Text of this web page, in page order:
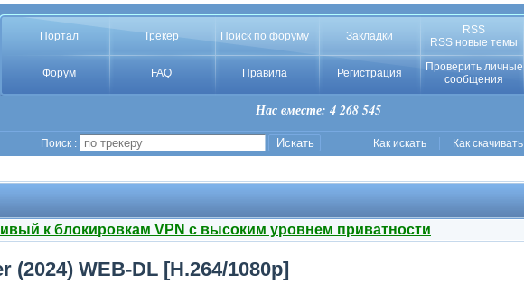
Портал Трекер Поиск по форуму Закладки
RSS
RSS новые темы
Форум FAQ Правила Регистрация
Проверить личные
сообщения
Нас вместе: 4 268 545
Поиск : Как искать Как скачивать
к блокировкам VPN с высоким уровнем приватности
WEB-DL [H.264/1080p]